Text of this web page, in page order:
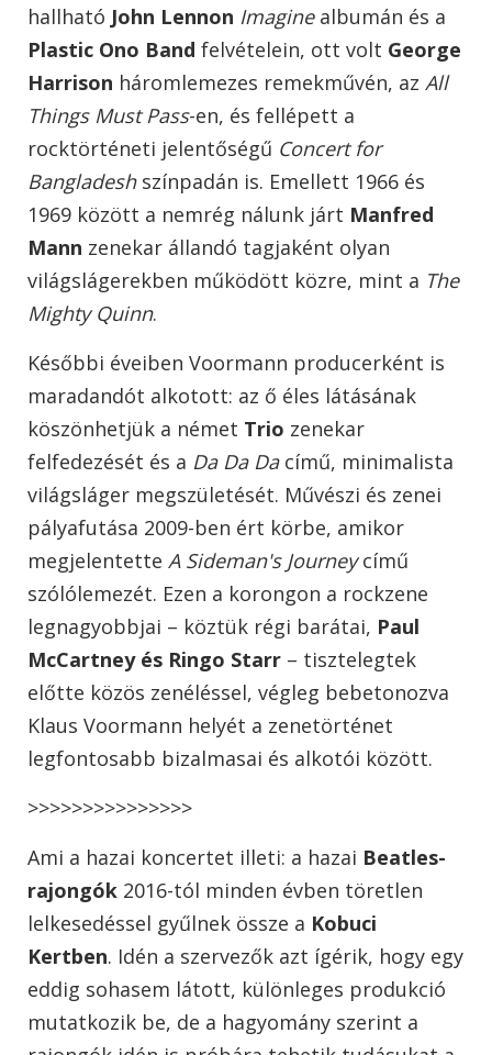
hallható John Lennon Imaginealbumán és a
Plastic Ono Band felvételein, ott volt George
Harrison háromlemezes remekművén, az All
Things Must Pass-en, és fellépett a
rocktörténeti jelentőségű Concert for
Bangladeshszínpadán is. Emellett 1966 és
1969 között a nemrég nálunk járt Manfred
Mann zenekar állandó tagjaként olyan
világslágerekben működött közre, mint a The
Mighty Quinn.
Későbbi éveiben Voormann producerként is
maradandót alkotott: az ő éles látásának
köszönhetjük a német Trio zenekar
felfedezését és a Da Da Dacímű, minimalista
világsláger megszületését. Művészi és zenei
pályafutása 2009-ben ért körbe, amikor
megjelentette A Sideman's Journeycímű
szólólemezét. Ezen a korongon a rockzene
legnagyobbjai – köztük régi barátai, Paul
McCartney és Ringo Starr – tisztelegtek
előtte közös zenéléssel, végleg bebetonozva
Klaus Voormann helyét a zenetörténet
legfontosabb bizalmasai és alkotói között.
>>>>>>>>>>>>>>>
Ami a hazai koncertet illeti: a hazai Beatles-
rajongók 2016-tól minden évben töretlen
lelkesedéssel gyűlnek össze a Kobuci
Kertben. Idén a szervezők azt ígérik, hogy egy
eddig sohasem látott, különleges produkció
mutatkozik be, de a hagyomány szerint a